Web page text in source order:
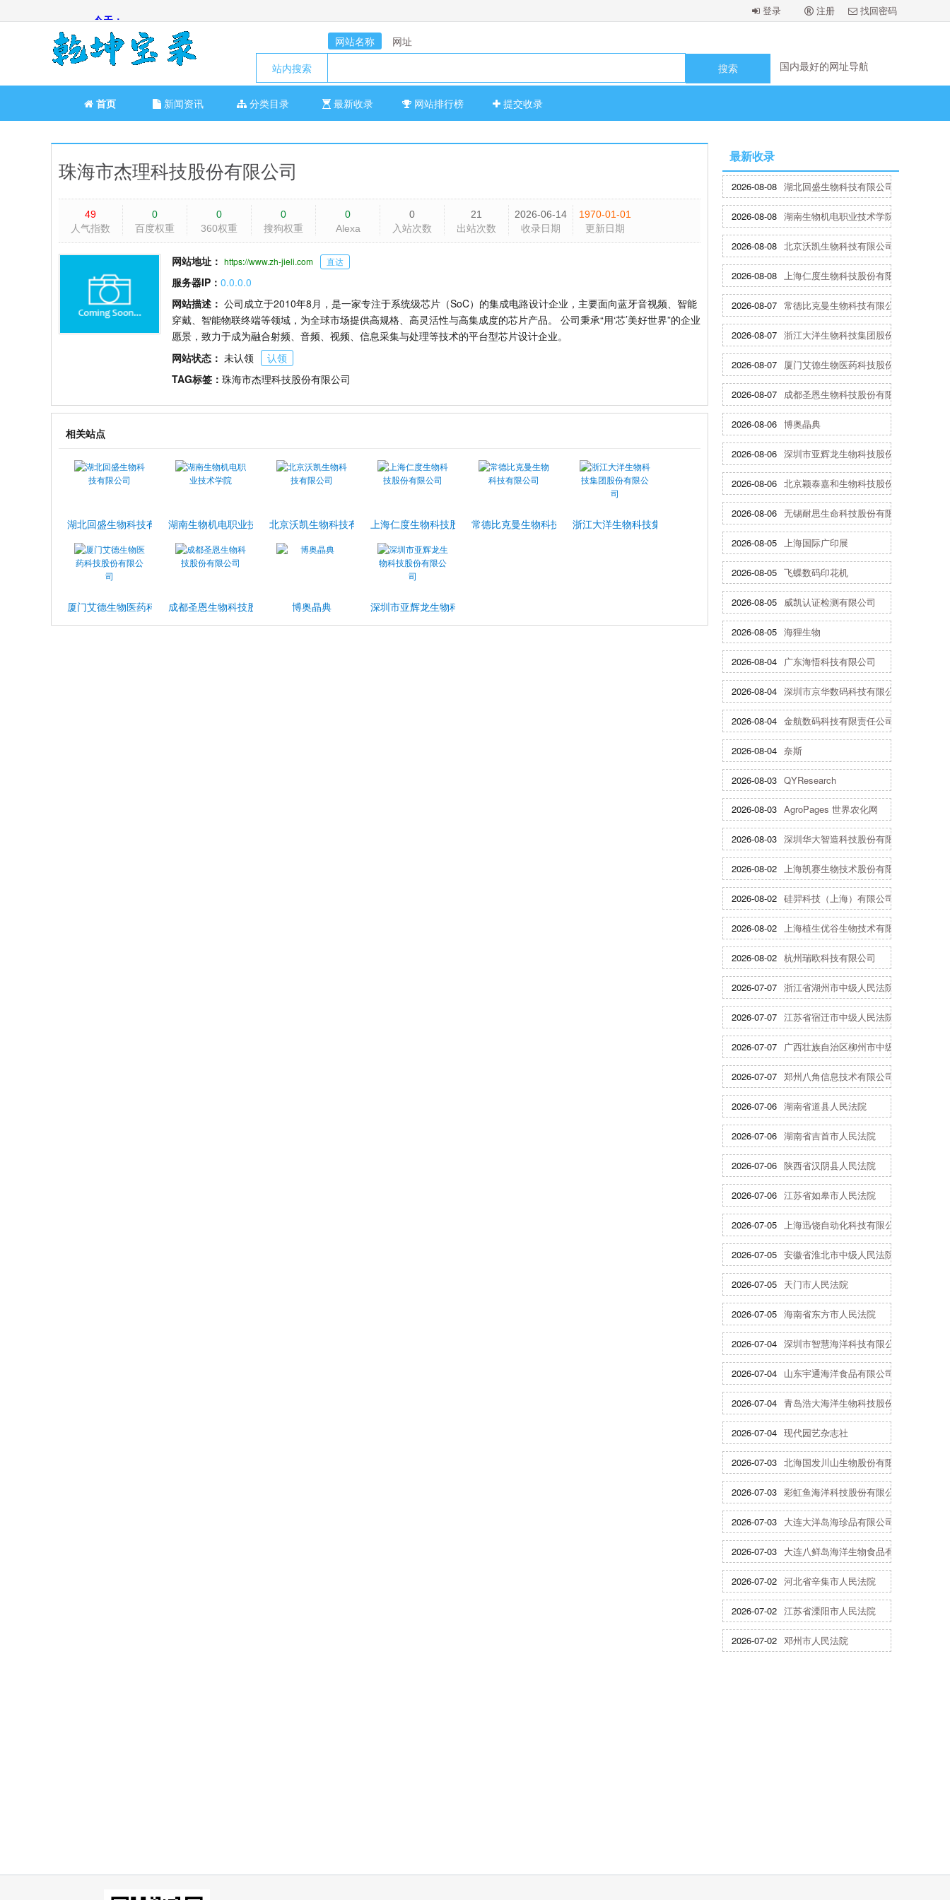
登录 注册 找回密码
网站名称
网址
站内搜索
国内最好的网址导航
国内最好的网址导航
国内最好的网址导航
首页
新闻资讯 分类目录 最新收录 网站排行榜 提交收录
珠海市杰理科技股份有限公司
49
人气指数
0
百度权重
0
360权重
0
搜狗权重
0
Alexa
0
入站次数
21
出站次数
2026-06-14
收录日期
1970-01-01
更新日期
网站地址： https://www.zh-jieli.com 直达
服务器IP： 0.0.0.0
网站描述： 公司成立于2010年8月，是一家专注于系统级芯片（SoC）的集成电路设计企业，主要面向蓝牙音视频、智能
穿戴、智能物联终端等领域，为全球市场提供高规格、高灵活性与高集成度的芯片产品。 公司秉承“用‘芯’美好世界”的企业
愿景，致力于成为融合射频、音频、视频、信息采集与处理等技术的平台型芯片设计企业。
网站状态： 未认领
认领
TAG标签： 珠海市杰理科技股份有限公司
相关站点
湖北回盛生物科技有限公司湖南生物机电职业技术学院北京沃凯生物科技有限公司上海仁度生物科技股份有限公司常德比克曼生物科技有限公司浙江大洋生物科技集团股份有限公司
厦门艾德生物医药科技股份有限公司成都圣恩生物科技股份有限公司博奥晶典 深圳市亚辉龙生物科技股份有限公司
最新收录
2026-08-08 湖北回盛生物科技有限公司
2026-08-08 湖南生物机电职业技术学院
2026-08-08 北京沃凯生物科技有限公司
2026-08-08 上海仁度生物科技股份有限公司
2026-08-07 常德比克曼生物科技有限公司
2026-08-07 浙江大洋生物科技集团股份有限公司
2026-08-07 厦门艾德生物医药科技股份有限公司
2026-08-07 成都圣恩生物科技股份有限公司
2026-08-06 博奥晶典
2026-08-06 深圳市亚辉龙生物科技股份有限公司
2026-08-06 北京颖泰嘉和生物科技股份有限公司
2026-08-06 无锡耐思生命科技股份有限公司
2026-08-05 上海国际广印展
2026-08-05 飞蝶数码印花机
2026-08-05 威凯认证检测有限公司
2026-08-05 海狸生物
2026-08-04 广东海悟科技有限公司
2026-08-04 深圳市京华数码科技有限公司
2026-08-04 金航数码科技有限责任公司
2026-08-04 奈斯
2026-08-03 QYResearch
2026-08-03 AgroPages 世界农化网
2026-08-03 深圳华大智造科技股份有限公司
2026-08-02 上海凯赛生物技术股份有限公司
2026-08-02 硅羿科技（上海）有限公司
2026-08-02 上海植生优谷生物技术有限公司
2026-08-02 杭州瑞欧科技有限公司
2026-07-07 浙江省湖州市中级人民法院
2026-07-07 江苏省宿迁市中级人民法院
2026-07-07 广西壮族自治区柳州市中级人民法院
2026-07-07 郑州八角信息技术有限公司
2026-07-06 湖南省道县人民法院
2026-07-06 湖南省吉首市人民法院
2026-07-06 陕西省汉阴县人民法院
2026-07-06 江苏省如皋市人民法院
2026-07-05 上海迅饶自动化科技有限公司
2026-07-05 安徽省淮北市中级人民法院
2026-07-05 天门市人民法院
2026-07-05 海南省东方市人民法院
2026-07-04 深圳市智慧海洋科技有限公司
2026-07-04 山东宇通海洋食品有限公司
2026-07-04 青岛浩大海洋生物科技股份有限公司
2026-07-04 现代园艺杂志社
2026-07-03 北海国发川山生物股份有限公司
2026-07-03 彩虹鱼海洋科技股份有限公司
2026-07-03 大连大洋岛海珍品有限公司
2026-07-03 大连八鲜岛海洋生物食品有限公司
2026-07-02 河北省辛集市人民法院
2026-07-02 江苏省溧阳市人民法院
2026-07-02 邓州市人民法院